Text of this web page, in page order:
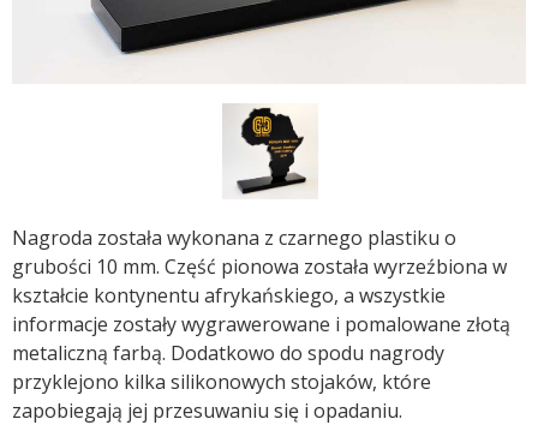
Nagroda została wykonana z czarnego plastiku o
grubości 10 mm. Część pionowa została wyrzeźbiona w
kształcie kontynentu afrykańskiego, a wszystkie
informacje zostały wygrawerowane i pomalowane złotą
metaliczną farbą. Dodatkowo do spodu nagrody
przyklejono kilka silikonowych stojaków, które
zapobiegają jej przesuwaniu się i opadaniu.